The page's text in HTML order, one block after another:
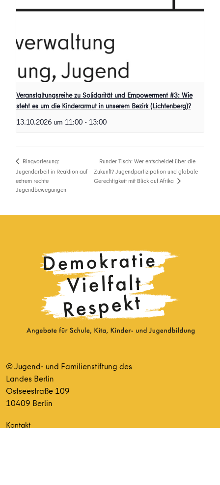
Veranstaltungsreihe zu Solidarität und Empowerment #3: Wie
steht es um die Kinderarmut in unserem Bezirk (Lichtenberg)?
13.10.2026 um 11:00 - 13:00
Ringvorlesung:
Jugendarbeit in Reaktion auf
extrem rechte
Jugendbewegungen
Runder Tisch: Wer entscheidet über die
Zukunft? Jugendpartizipation und globale
Gerechtigkeit mit Blick auf Afrika
© Jugend- und Familienstiftung des
Landes Berlin
Ostseestraße 109
10409 Berlin
Kontakt